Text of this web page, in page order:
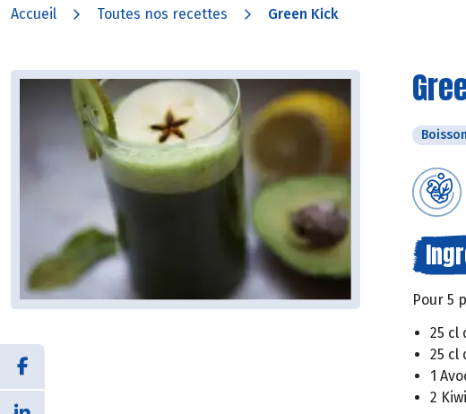
Accueil Toutes nos recettes Green Kick
Boisson
Pour 5
25 cl
25 cl
1
2 Kiwi